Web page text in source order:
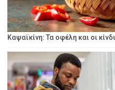
Καψαϊκίνη: Τα οφέλη και οι